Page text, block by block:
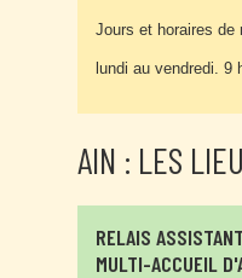
Jours et horaires de
lundi au vendredi. 9
AIN : LES
RELAIS
MULTI-ACCUEIL